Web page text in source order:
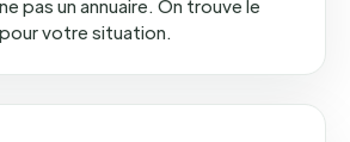
pas un annuaire. On trouve le
votre situation.